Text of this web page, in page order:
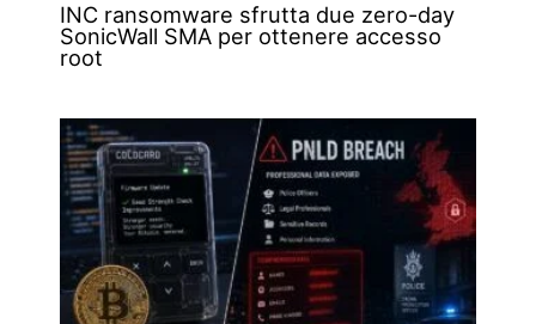
INC ransomware sfrutta due zero-day
SonicWall SMA per ottenere accesso
root